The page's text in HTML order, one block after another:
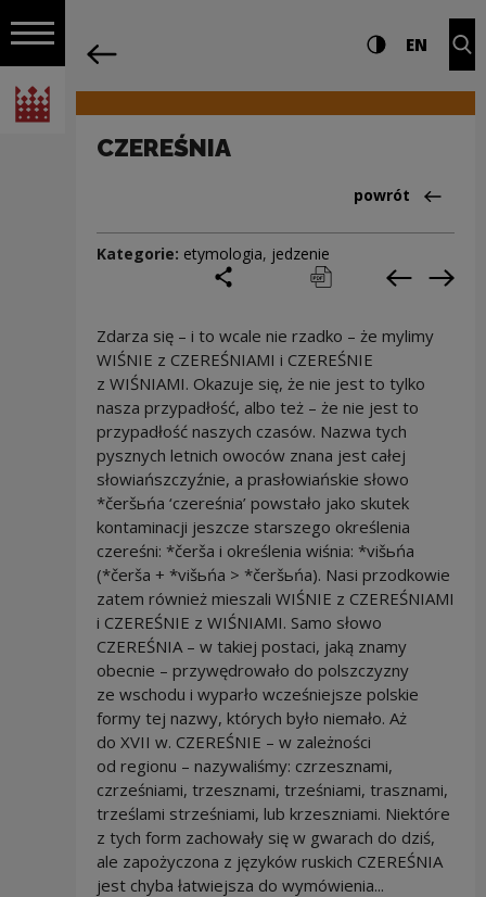
Włącz nawigację
Narodowe Centrum Kultury
Nawigacja Ustawienia i Wysoki
EN
CZEREŚNIA
Powrót
powrót
Kategorie: etymologia, jedzenie
podziel się
drukuj pobierz
Zdarza się – i to wcale nie rzadko – że mylimy
WIŚNIE z CZEREŚNIAMI i CZEREŚNIE
z WIŚNIAMI. Okazuje się, że nie jest to tylko
nasza przypadłość, albo też – że nie jest to
przypadłość naszych czasów. Nazwa tych
pysznych letnich owoców znana jest całej
słowiańszczyźnie, a prasłowiańskie słowo
*čeršьńa ‘czereśnia’ powstało jako skutek
kontaminacji jeszcze starszego określenia
czereśni: *čerša i określenia wiśnia: *višьńa
(*čerša + *višьńa > *čeršьńa). Nasi przodkowie
zatem również mieszali WIŚNIE z CZEREŚNIAMI
i CZEREŚNIE z WIŚNIAMI. Samo słowo
CZEREŚNIA – w takiej postaci, jaką znamy
obecnie – przywędrowało do polszczyzny
ze wschodu i wyparło wcześniejsze polskie
formy tej nazwy, których było niemało. Aż
do XVII w. CZEREŚNIE – w zależności
od regionu – nazywaliśmy: czrzesznami,
czrześniami, trzesznami, trześniami, trasznami,
trześlami strześniami, lub krzeszniami. Niektóre
z tych form zachowały się w gwarach do dziś,
ale zapożyczona z języków ruskich CZEREŚNIA
jest chyba łatwiejsza do wymówienia...